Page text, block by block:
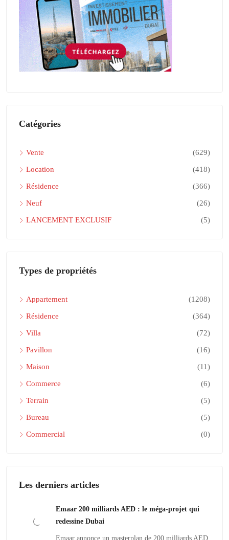
Catégories
Vente (629)
Location (418)
Résidence (366)
Neuf (26)
LANCEMENT EXCLUSIF (5)
Types de propriétés
Appartement (1208)
Résidence (364)
Villa (72)
Pavillon (16)
Maison (11)
Commerce (6)
Terrain (5)
Bureau (5)
Commercial (0)
Les derniers articles
Emaar 200 milliards AED : le méga-projet qui
redessine Dubai
Emaar annonce un masterplan de 200 milliards AED